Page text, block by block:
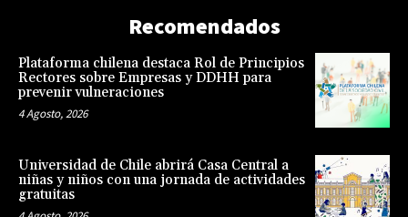
Recomendados
Plataforma chilena destaca Rol de Principios
Rectores sobre Empresas y DDHH para
prevenir vulneraciones
4 Agosto, 2026
Universidad de Chile abrirá Casa Central a
niñas y niños con una jornada de actividades
gratuitas